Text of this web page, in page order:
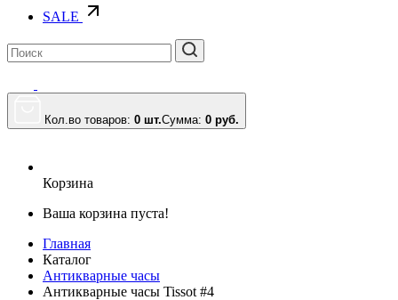
SALE
Кол.во товаров: 0 шт.Сумма: 0 руб.
Корзина
Ваша корзина пуста!
Главная
Каталог
Антикварные часы
Антикварные часы Tissot #4